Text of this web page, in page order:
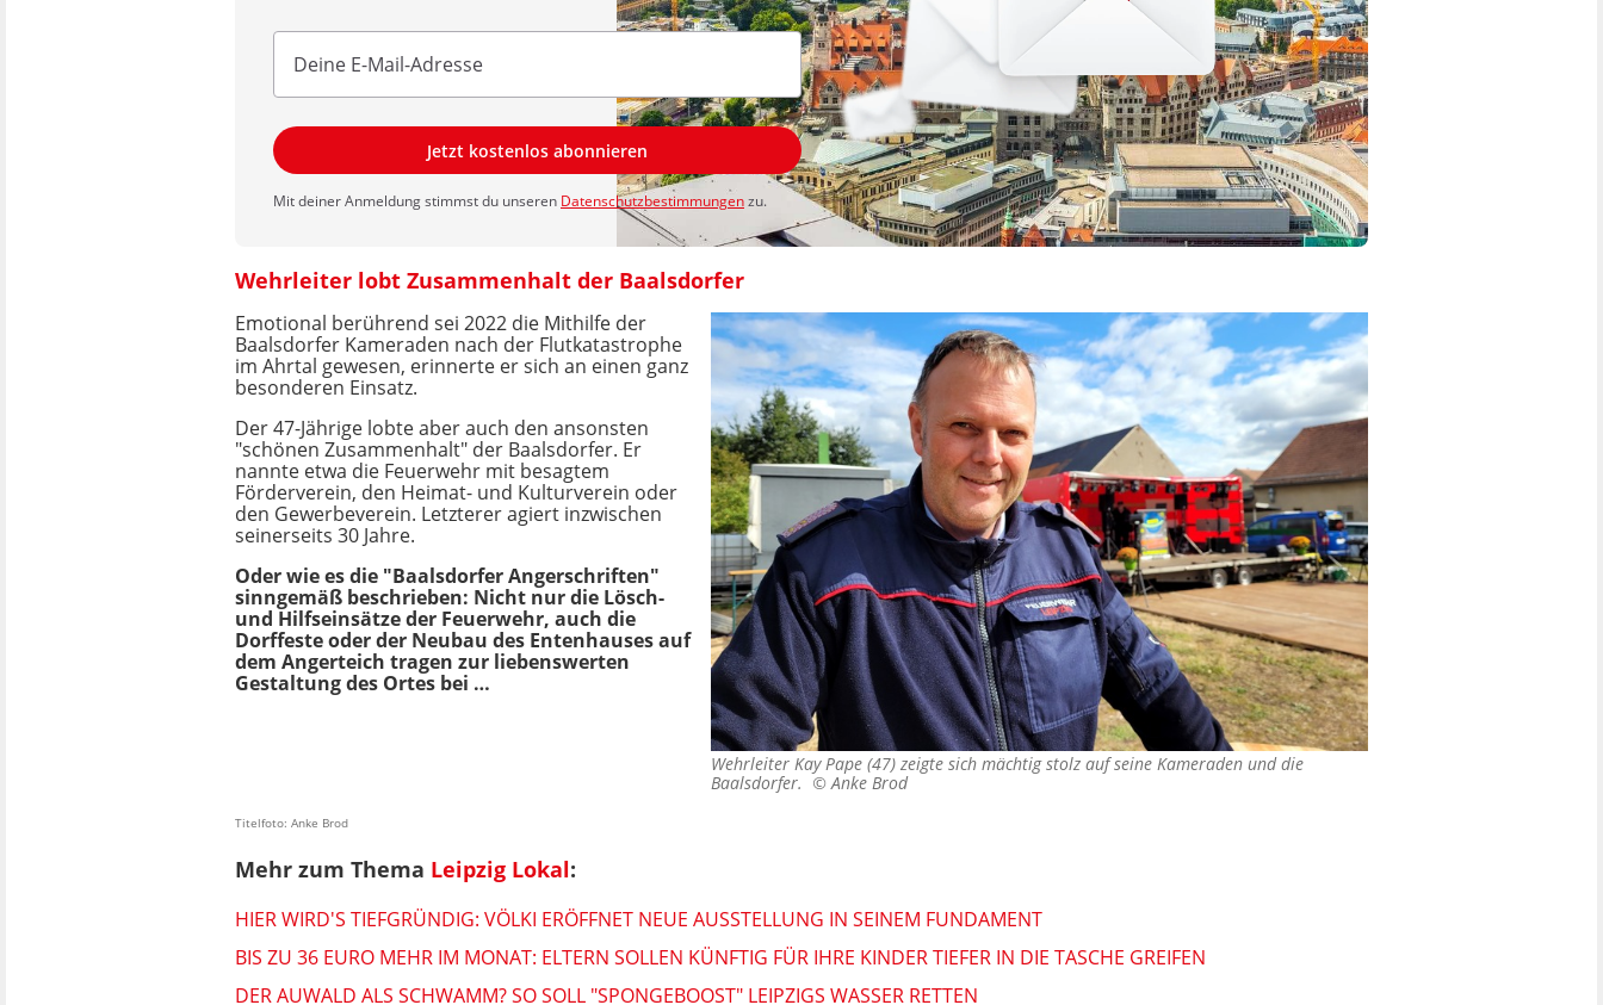
Jetzt kostenlos abonnieren
Mit deiner Anmeldung stimmst du unseren Datenschutzbestimmungenzu.
Wehrleiter lobt Zusammenhalt der Baalsdorfer
Wehrleiter Kay Pape (47) zeigte sich mächtig stolz auf seine Kameraden und die
Baalsdorfer. © Anke Brod
Emotional berührend sei 2022 die Mithilfe der
Baalsdorfer Kameraden nach der Flutkatastrophe
im Ahrtal gewesen, erinnerte er sich an einen ganz
besonderen Einsatz.
Der 47-Jährige lobte aber auch den ansonsten
"schönen Zusammenhalt" der Baalsdorfer. Er
nannte etwa die Feuerwehr mit besagtem
Förderverein, den Heimat- und Kulturverein oder
den Gewerbeverein. Letzterer agiert inzwischen
seinerseits 30 Jahre.
Oder wie es die "Baalsdorfer Angerschriften"
sinngemäß beschrieben: Nicht nur die Lösch-
und Hilfseinsätze der Feuerwehr, auch die
Dorffeste oder der Neubau des Entenhauses auf
dem Angerteich tragen zur liebenswerten
Gestaltung des Ortes bei …
Titelfoto: Anke Brod
Mehr zum Thema Leipzig Lokal:
HIER WIRD'S TIEFGRÜNDIG: VÖLKI ERÖFFNET NEUE AUSSTELLUNG IN SEINEM FUNDAMENT
BIS ZU 36 EURO MEHR IM MONAT: ELTERN SOLLEN KÜNFTIG FÜR IHRE KINDER TIEFER IN DIE TASCHE GREIFEN
DER AUWALD ALS SCHWAMM? SO SOLL "SPONGEBOOST" LEIPZIGS WASSER RETTEN